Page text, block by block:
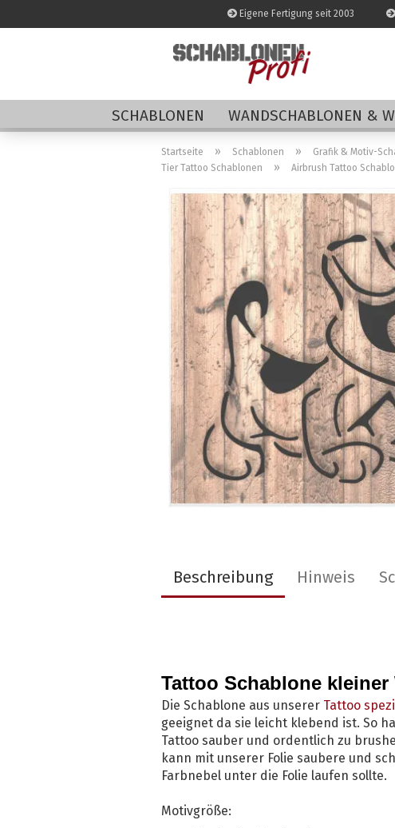
Eigene Fertigung seit 2003
SCHABLONEN WANDSCHABLONEN &
Startseite » Schablonen » Grafik & Motiv-
Tier Tattoo Schablonen » Airbrush Tattoo
Beschreibung Hinweis
Tattoo Schablone kleiner
Die Schablone aus unserer Tattoo
geeignet da sie leicht klebend ist. So
Tattoo sauber und ordentlich zu
kann mit unserer Folie saubere und
Farbnebel unter die Folie laufen sollte.
Motivgröße: